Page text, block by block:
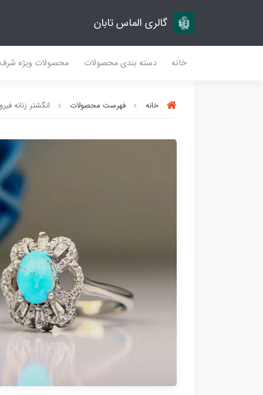
گالری الماس تابان
خانه دسته بندی محصولات محصولات ویژه
خانه فهرست محصولات انگشتر زنانه